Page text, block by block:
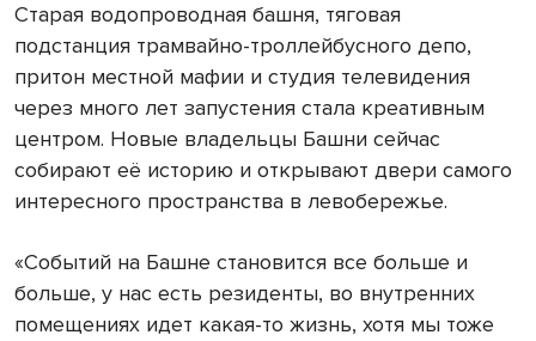
Старая водопроводная башня, тяговая
подстанция трамвайно-троллейбусного депо,
притон местной мафии и студия телевидения
через много лет запустения стала креативным
центром. Новые владельцы Башни сейчас
собирают её историю и открывают двери самого
интересного пространства в левобережье.
«Событий на Башне становится все больше и
больше, у нас есть резиденты, во внутренних
помещениях идет какая-то жизнь, хотя мы тоже